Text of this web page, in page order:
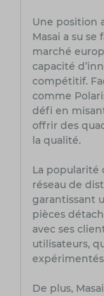
Une position
Masai a su
marché
capacité
compétitif.
comme
défi en
offrir des
la qualité.
La popularité
réseau de
garantissant
pièces
avec ses
utilisateurs,
De plus,